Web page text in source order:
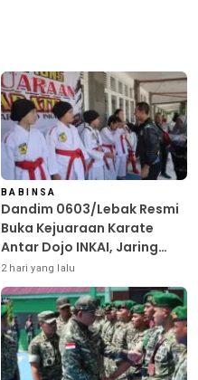
BABINSA
Dandim 0603/Lebak Resmi
Buka Kejuaraan Karate
Antar Dojo INKAI, Jaring
Bibit Atlet Unggul Sambut
HUT ke-81 RI
2 hari yang lalu